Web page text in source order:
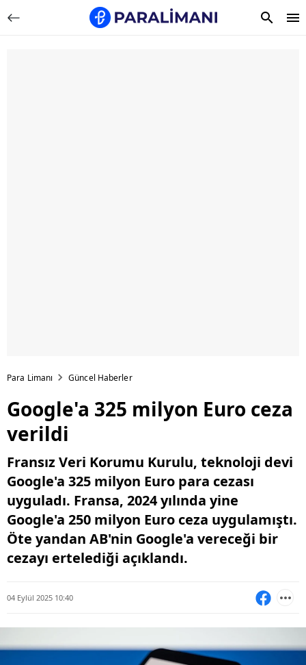
Para Limanı Güncel Haberler
Google'a 325 milyon Euro ceza
verildi
Fransız Veri Korumu Kurulu, teknoloji devi
Google'a 325 milyon Euro para cezası
uyguladı. Fransa, 2024 yılında yine
Google'a 250 milyon Euro ceza uygulamıştı.
Öte yandan AB'nin Google'a vereceği bir
cezayı ertelediği açıklandı.
04 Eylül 2025 10:40